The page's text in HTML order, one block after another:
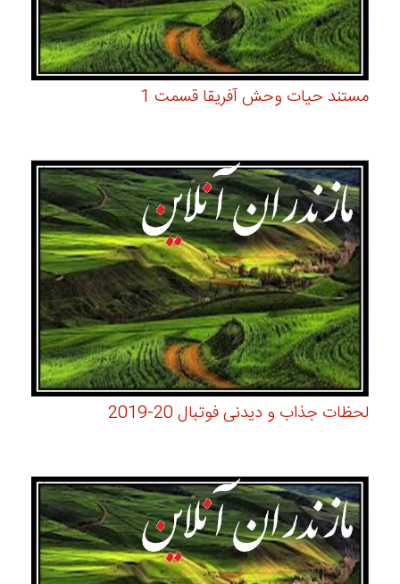
مستند حیات وحش آفریقا قسمت 1
لحظات جذاب و دیدنی فوتبال 20-2019